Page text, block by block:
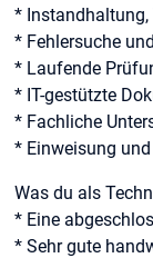
* Instandhaltung,
* Fehlersuche
* Laufende
* IT-gestützte
* Fachliche
* Einweisung
Was du als
* Eine
* Sehr gute